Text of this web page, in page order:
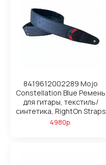
8419612002289 Mojo
Constellation Blue Ремень
для гитары, текстиль/
синтетика, RightOn Straps
4980р.